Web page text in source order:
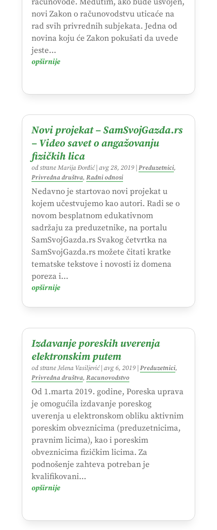
novi Zakon o računovodstvu uticaće na
rad svih privrednih subjekata. Jedna od
novina koju će Zakon pokušati da uvede
jeste...
opširnije
Novi projekat – SamSvojGazda.rs
– Video savet o angažovanju
fizičkih lica
od straneMarija Đorđić| avg 28, 2019| Preduzetnici,
Privredna društva, Radni odnosi
Nedavno je startovao novi projekat u
kojem učestvujemo kao autori. Radi se o
novom besplatnom edukativnom
sadržaju za preduzetnike, na portalu
SamSvojGazda.rs Svakog četvrtka na
SamSvojGazda.rs možete čitati kratke
tematske tekstove i novosti iz domena
poreza i...
opširnije
Izdavanje poreskih uverenja
elektronskim putem
od straneJelena Vasiljević| avg 6, 2019| Preduzetnici,
Privredna društva, Racunovodstvo
Od 1.marta 2019. godine, Poreska uprava
je omogućila izdavanje poreskog
uverenja u elektronskom obliku aktivnim
poreskim obveznicima (preduzetnicima,
pravnim licima), kao i poreskim
obveznicima fizičkim licima. Za
podnošenje zahteva potreban je
kvalifikovani...
opširnije